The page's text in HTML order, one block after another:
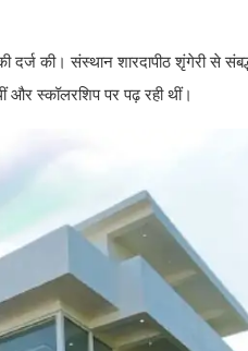
दर्ज की। संस्थान शारदापीठ शृंगेरी
और स्कॉलरशिप पर पढ़ रही थीं।